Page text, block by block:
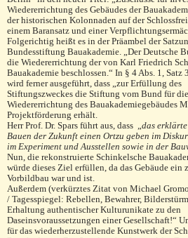
Wie­dererrichtung des Gebäudes der
der histori­schen Kolonnaden auf der
einem Baransatz und einer
Folgerichtig heißt es in der Präambel der
Bundesstiftung Bauakademie. „Der Deutsche
die Wiedererrichtung der von Karl Fried­rich
Bauakademie beschlos­sen.“ In § 4 Abs. 1, Satz
wird ferner ausge­führt, dass „zur Erfüllung des
Stiftungszweckes die Stif­tung vom Bund für die
Wiedererrichtung des Bau­akademiegebäudes
Projektförderung erhält.
Herr Prof. Dr. Spars führt aus, dass „das
Bauen der Zukunft einen Ortzu geben im
im Experiment und Ausstellen sowie in der
Nun, die rekonstruierte Schinkelsche
würde dieses Ziel erfüllen, da das Gebäude ein
Vorbildbau war und ist.
Außerdem (verkürztes Zitat von Michael
/ Tagesspiegel: Rebellen, Bewahrer,
Erhaltung authentischer Kulturunikate zu den
Daseinsvoraussetzungen einer Gesellschaft!“
für das wiederherzustellende Kunstwerk der